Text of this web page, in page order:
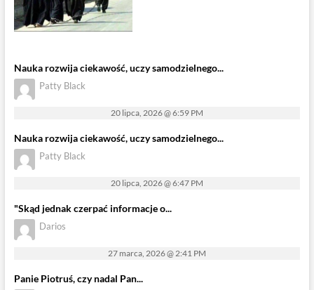
Nauka rozwija ciekawość, uczy samodzielnego...
Patty Black
20 lipca, 2026 @ 6:59 PM
Nauka rozwija ciekawość, uczy samodzielnego...
Patty Black
20 lipca, 2026 @ 6:47 PM
"Skąd jednak czerpać informacje o...
Darios
27 marca, 2026 @ 2:41 PM
Panie Piotruś, czy nadal Pan...